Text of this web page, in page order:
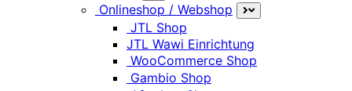
Onlineshop / Webshop
JTL Shop
JTL Wawi Einrichtung
WooCommerce Shop
Gambio Shop
Tag: webdesign agentur
Posts Tagged /webdesign agentur/